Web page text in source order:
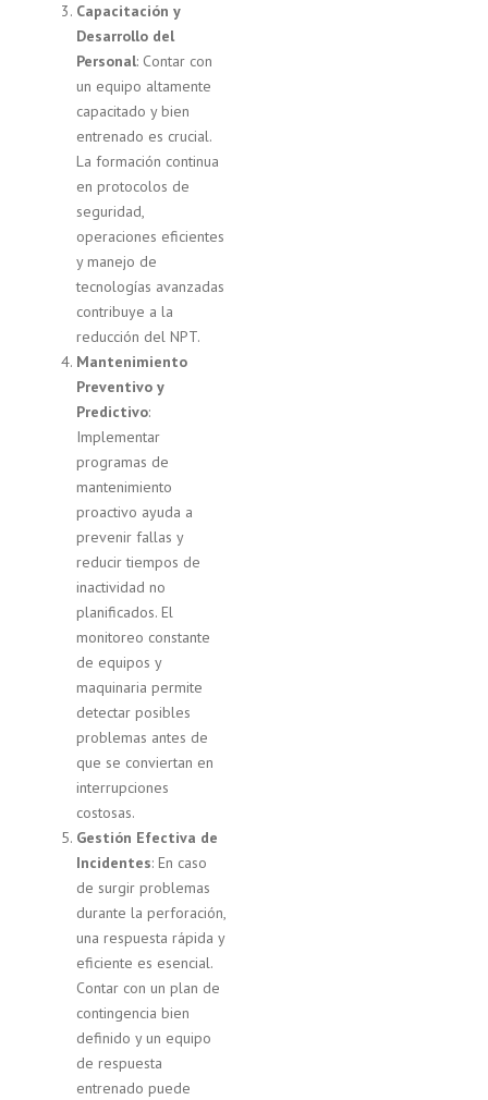
Capacitación y
Desarrollo del
Personal: Contar con
un equipo altamente
capacitado y bien
entrenado es crucial.
La formación continua
en protocolos de
seguridad,
operaciones eficientes
y manejo de
tecnologías avanzadas
contribuye a la
reducción del NPT.
Mantenimiento
Preventivo y
Predictivo:
Implementar
programas de
mantenimiento
proactivo ayuda a
prevenir fallas y
reducir tiempos de
inactividad no
planificados. El
monitoreo constante
de equipos y
maquinaria permite
detectar posibles
problemas antes de
que se conviertan en
interrupciones
costosas.
Gestión Efectiva de
Incidentes: En caso
de surgir problemas
durante la perforación,
una respuesta rápida y
eficiente es esencial.
Contar con un plan de
contingencia bien
definido y un equipo
de respuesta
entrenado puede